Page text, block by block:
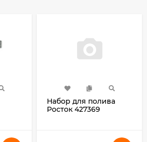
Набор для полива
Росток 427369